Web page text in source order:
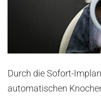
Durch die Sofort-
automatischen